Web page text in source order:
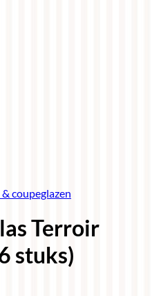
coupeglazen
Terroir
stuks)